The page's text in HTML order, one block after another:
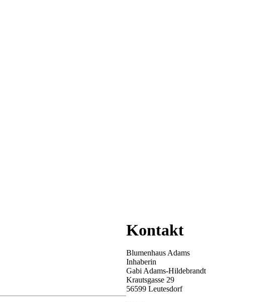
Kontakt
Blumenhaus Adams
Inhaberin
Gabi Adams-Hildebrandt
Krautsgasse 29
56599 Leutesdorf